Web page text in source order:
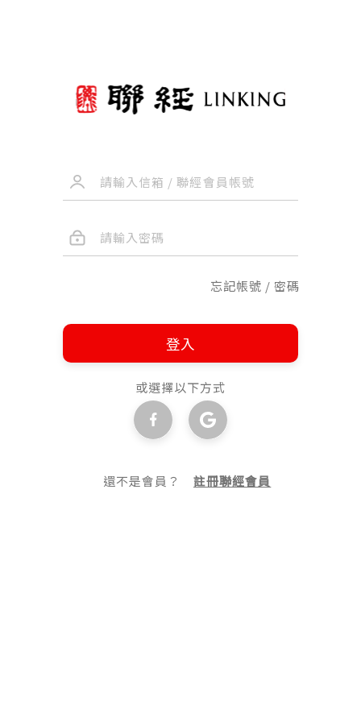
忘記帳號 / 密碼
登入
或選擇以下方式
還不是會員？註冊聯經會員